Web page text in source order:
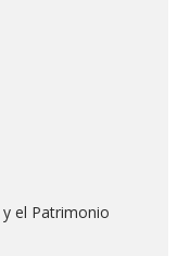
Egresadas/os
el Patrimonio